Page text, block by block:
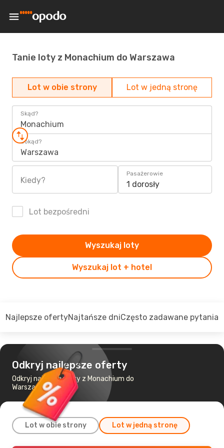
Tanie loty z Monachium do Warszawa
Lot w obie strony Lot w jedną stronę
Skąd?
Monachium
Dokąd?
Warszawa
Kiedy?
Pasażerowie
1 dorosły
Lot bezpośredni
Wyszukaj lot + hotel
Wyszukaj loty
Najlepsze ofertyNajtańsze dniCzęsto zadawane pytania
Odkryj najlepsze oferty
Odkryj najtańsze loty z Monachium do
Warszawa
Lot w obie strony Lot w jedną stronę